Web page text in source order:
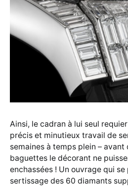
Ainsi, le cadran à lui seul
précis et minutieux travail de
semaines à temps plein – avant
baguettes le décorant ne
enchassées ! Un ouvrage qui
sertissage des 60 diamants